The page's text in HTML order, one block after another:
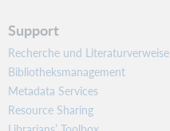
Support
Recherche und Literaturverweise
Bibliotheksmanagement
Metadata Services
Resource Sharing